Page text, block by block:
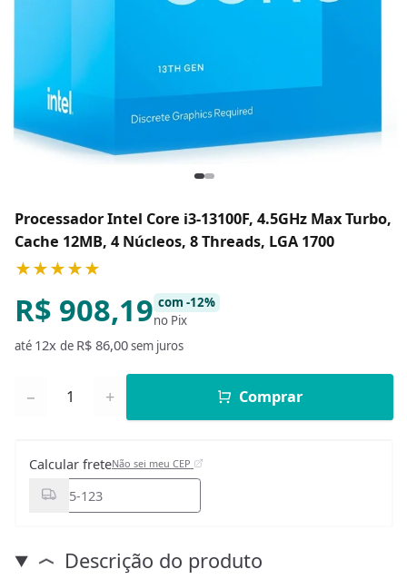
Processador Intel Core i3-13100F, 4.5GHz Max Turbo,
Cache 12MB, 4 Núcleos, 8 Threads, LGA 1700
★★★★★
R$ 908,19 com -12%
no Pix
até 12x de R$ 86,00sem juros
− + Comprar
Calcular freteNão sei meu CEP
Descrição do produto